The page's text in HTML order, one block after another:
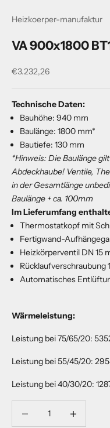
Heizkoerper-manufaktur
VA 900x1800
Angebot
€3.232,26
Technische Daten:
Bauhöhe: 940 mm
Baulänge: 1800 mm*
Bautiefe: 130 mm
*Hinweis: Die Baulänge
Abdeckhaube! Ventile,
in der Gesamtlänge
Baulänge + ca. 100mm
Im Lieferumfang
Thermostatkopf mit
Fertigwand-
Heizkörperventil DN 15
Rücklaufverschraubung
Automatisches
Wärmeleistung:
Leistung bei 75/65/20:
Leistung bei 55/45/20:
Leistung bei 40/30/20: